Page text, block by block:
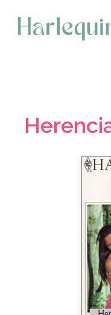
contenido